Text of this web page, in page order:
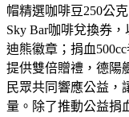
帽精選咖啡豆250公
Sky Bar咖啡兌換券
迪熊徽章；捐血
提供雙倍贈禮，德陽
民眾共同響應公益，
量。除了推動公益捐